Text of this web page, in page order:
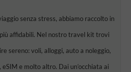
senza stress, abbiamo raccolto in
più affidabili. Nel nostro travel kit trovi
sereno: voli, alloggi, auto a noleggio,
e molto altro. Dai un’occhiata ai